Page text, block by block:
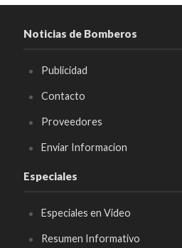
Noticias de Bomberos
Publicidad
Contacto
Proveedores
Enviar Informacion
Especiales
Especiales en Video
Resumen Informativo